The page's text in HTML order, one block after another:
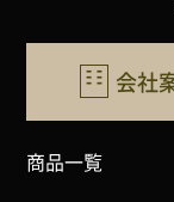
会社
商品一覧